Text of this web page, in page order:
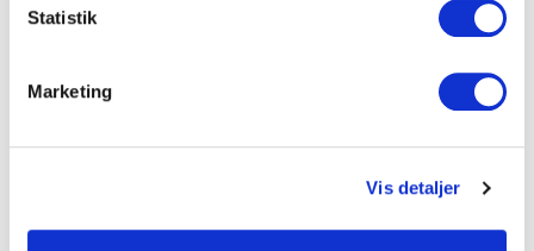
Statistik
Marketing
Vis detaljer
Se mere
-